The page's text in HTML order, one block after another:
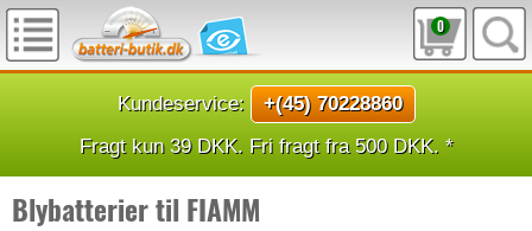
0
Kundeservice:
+(45) 70228860
Fragt kun 39 DKK. Fri fragt fra 500 DKK. *
Blybatterier til FIAMM